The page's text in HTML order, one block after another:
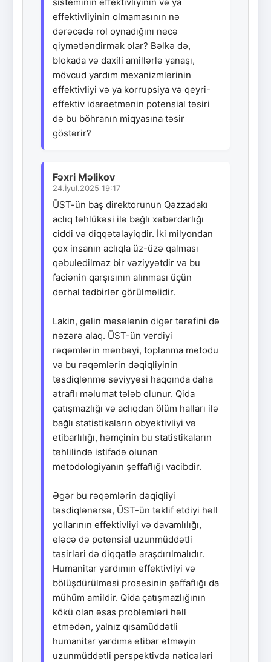
effektivliyinin olmamasının nə
dərəcədə rol oynadığını necə
qiymətləndirmək olar? Bəlkə də,
blokada və daxili amillərlə yanaşı,
mövcud yardım mexanizmlərinin
effektivliyi və ya korrupsiya və qeyri-
effektiv idarəetmənin potensial təsiri
də bu böhranın miqyasına təsir
göstərir?
Fəxri Məlikov
24.İyul.2025 19:17
ÜST-ün baş direktorunun Qəzzadakı
aclıq təhlükəsi ilə bağlı xəbərdarlığı
ciddi və diqqətəlayiqdir. İki milyondan
çox insanın aclıqla üz-üzə qalması
qəbuledilməz bir vəziyyətdir və bu
faciənin qarşısının alınması üçün
dərhal tədbirlər görülməlidir.
Lakin, gəlin məsələnin digər tərəfini də
nəzərə alaq. ÜST-ün verdiyi
rəqəmlərin mənbəyi, toplanma metodu
və bu rəqəmlərin dəqiqliyinin
təsdiqlənmə səviyyəsi haqqında daha
ətraflı məlumat tələb olunur. Qida
çatışmazlığı və aclıqdan ölüm halları ilə
bağlı statistikaların obyektivliyi və
etibarlılığı, həmçinin bu statistikaların
təhlilində istifadə olunan
metodologiyanın şeffaflığı vacibdir.
Əgər bu rəqəmlərin dəqiqliyi
təsdiqlənərsə, ÜST-ün təklif etdiyi həll
yollarının effektivliyi və davamlılığı,
eləcə də potensial uzunmüddətli
təsirləri də diqqətlə araşdırılmalıdır.
Humanitar yardımın effektivliyi və
bölüşdürülməsi prosesinin şəffaflığı da
mühüm amildir. Qida çatışmazlığının
kökü olan əsas problemləri həll
etmədən, yalnız qısamüddətli
humanitar yardıma etibar etməyin
uzunmüddətli perspektivdə nəticələri